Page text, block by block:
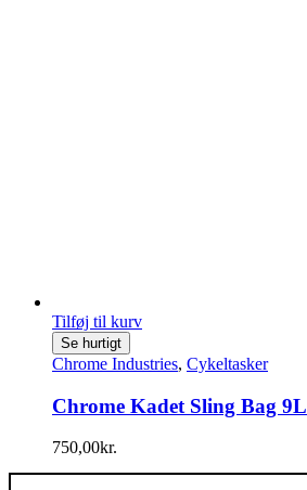
Tilføj til kurv
Se hurtigt
Chrome Industries, Cykeltasker
Chrome Kadet Sling Bag 9L
750,00kr.